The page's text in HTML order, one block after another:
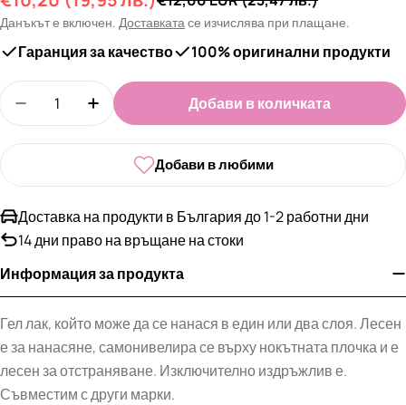
цена
цена
Данъкът е включен. Доставката се изчислява при плащане.
Гаранция за качество 100% оригинални продукти
Намали количеството за Гел лак
Увеличи количеството за Гел лак
Добави в количката
Добави в любими
Доставка на продукти в България до 1-2 работни дни
14 дни право на връщане на стоки
Информация за продукта
Гел лак, който може да се нанася в един или два слоя. Лесен
е за нанасяне, самонивелира се върху нокътната плочка и е
лесен за отстраняване. Изключително издръжлив е.
Съвместим с други марки.